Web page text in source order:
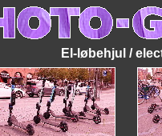
El-løbehjul /